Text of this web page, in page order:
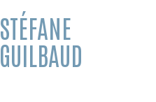
STÉFANE
GUILBAUD